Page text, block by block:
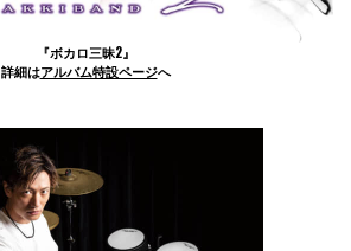
『ボカロ三昧2』
詳細はアルバム特設ページへ